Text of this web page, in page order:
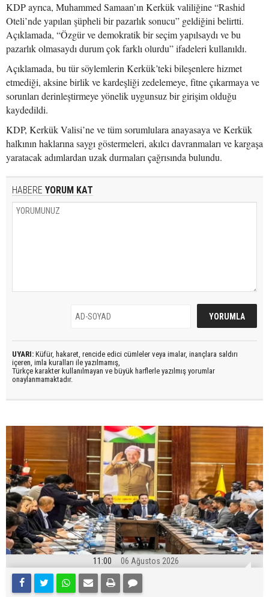
KDP ayrıca, Muhammed Samaan’ın Kerkük valiliğine “Rashid
Oteli’nde yapılan şüpheli bir pazarlık sonucu” geldiğini belirtti.
Açıklamada, “Özgür ve demokratik bir seçim yapılsaydı ve bu
pazarlık olmasaydı durum çok farklı olurdu” ifadeleri kullanıldı.
Açıklamada, bu tür söylemlerin Kerkük’teki bileşenlere hizmet
etmediği, aksine birlik ve kardeşliği zedelemeye, fitne çıkarmaya ve
sorunları derinleştirmeye yönelik uygunsuz bir girişim olduğu
kaydedildi.
KDP, Kerkük Valisi’ne ve tüm sorumlulara anayasaya ve Kerkük
halkının haklarına saygı göstermeleri, akılcı davranmaları ve kargaşa
yaratacak adımlardan uzak durmaları çağrısında bulundu.
HABERE YORUM KAT
UYARI: Küfür, hakaret, rencide edici cümleler veya imalar, inançlara saldırı
içeren, imla kuralları ile yazılmamış,
Türkçe karakter kullanılmayan ve büyük harflerle yazılmış yorumlar
onaylanmamaktadır.
11:00 06 Ağustos 2026